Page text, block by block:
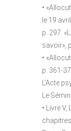
•
le 19
p. 297.
savoir»,
•
p. 361-
L’Acte
Le
• Livre
chapitres